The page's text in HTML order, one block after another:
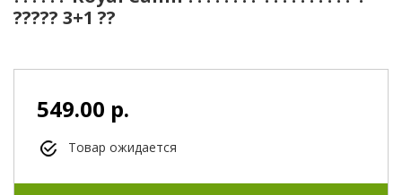
????? 3+1 ??
549.00 р.
Товар ожидается